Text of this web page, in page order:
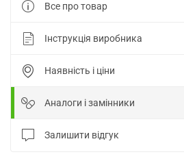
Все про товар
Інструкція виробника
Наявність і ціни
Аналоги і замінники
Залишити відгук